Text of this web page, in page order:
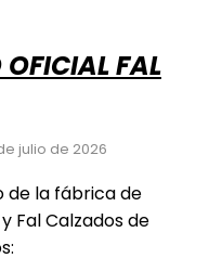
FAL
julio de 2026
de la fábrica de
Fal Calzados de